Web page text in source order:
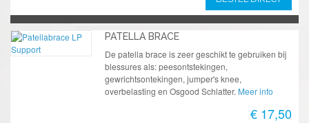
PATELLA BRACE
De patella brace is zeer geschikt te gebruiken bij
blessures als: peesontstekingen,
gewrichtsontekingen, jumper's knee,
overbelasting en Osgood Schlatter. Meer info
€ 17,50